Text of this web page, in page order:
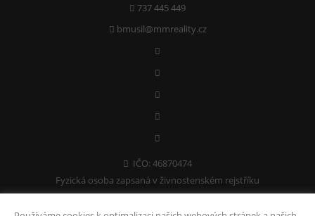
737 445 449
bmusil@mmreality.cz
IČO: 46870474
Fyzická osoba zapsaná v živnostenském rejstříku